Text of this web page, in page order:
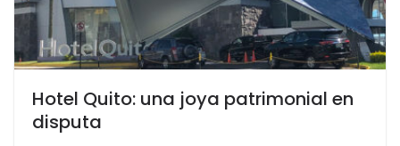
Hotel Quito: una joya patrimonial en
disputa